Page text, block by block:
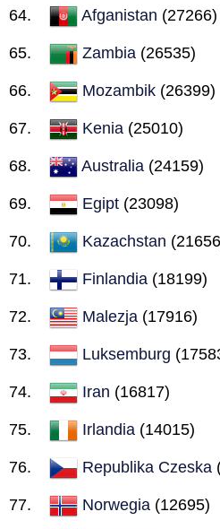
Afganistan (27266)
Zambia (26535)
Mozambik (26399)
Kenia (25010)
Australia (24159)
Egipt (23098)
Kazachstan
Finlandia (18199)
Malezja (17916)
Luksemburg
Iran (16817)
Irlandia (14015)
Republika Czeska
Norwegia (12695)